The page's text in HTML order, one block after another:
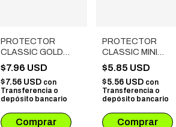
PROTECTOR
CLASSIC GOLD
(80X120 MM) 110
UNIDADES
$7.96 USD
$7.56 USD con
Transferencia o
depósito bancario
PROTECTOR
CLASSIC MINI
CHIMERA (43X65
MM) 110 UNIDADES
$5.85 USD
$5.56 USD con
Transferencia o
depósito bancario